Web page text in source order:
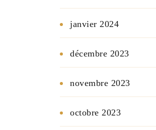
janvier 2024
décembre 2023
novembre 2023
octobre 2023